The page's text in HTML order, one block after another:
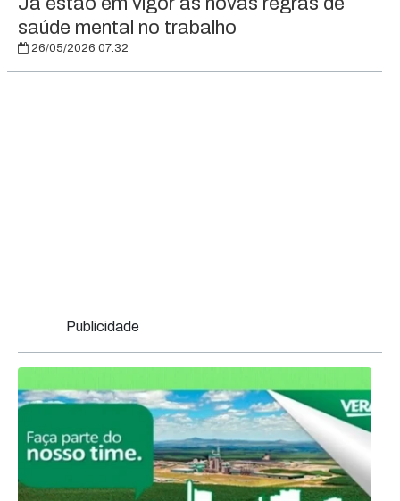
saúde mental no trabalho
26/05/2026 07:32
Publicidade